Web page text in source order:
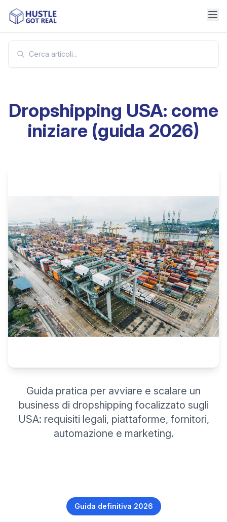
Dropshipping USA: come
iniziare (guida 2026)
Guida pratica per avviare e scalare un
business di dropshipping focalizzato sugli
USA: requisiti legali, piattaforme, fornitori,
automazione e marketing.
Guida definitiva 2026